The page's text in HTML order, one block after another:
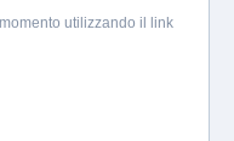
utilizzando il link